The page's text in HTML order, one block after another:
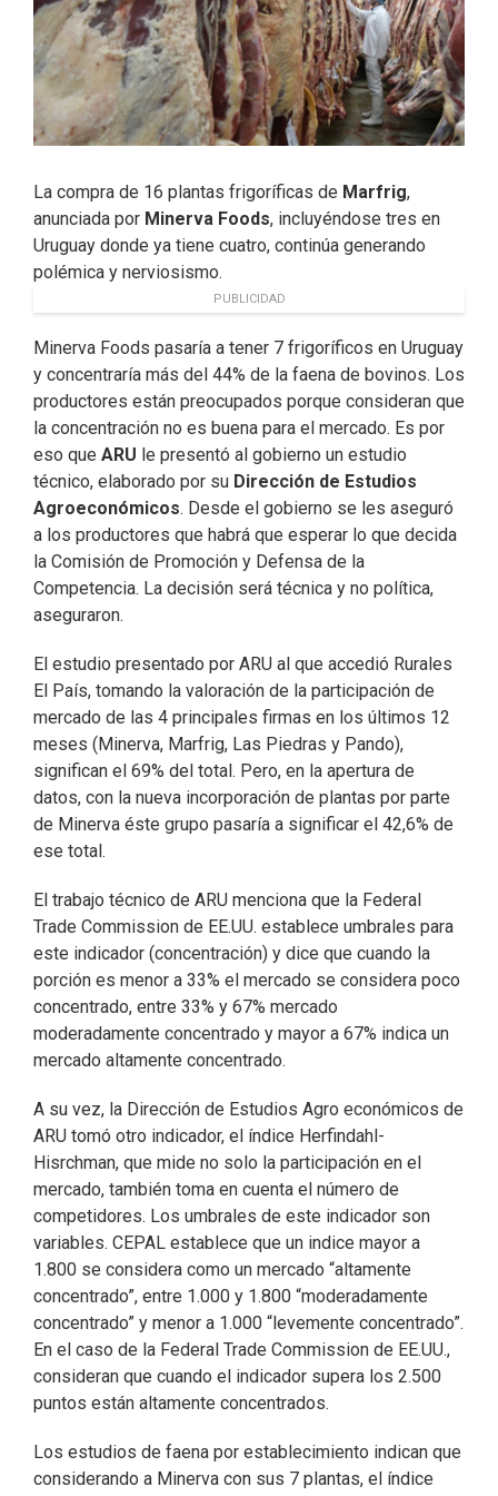
La compra de 16 plantas frigoríficas de Marfrig,
anunciada por Minerva Foods, incluyéndose tres en
Uruguay donde ya tiene cuatro, continúa generando
polémica y nerviosismo.
PUBLICIDAD
Minerva Foods pasaría a tener 7 frigoríficos en Uruguay
y concentraría más del 44% de la faena de bovinos. Los
productores están preocupados porque consideran que
la concentración no es buena para el mercado. Es por
eso que ARU le presentó al gobierno un estudio
técnico, elaborado por su Dirección de Estudios
Agroeconómicos. Desde el gobierno se les aseguró
a los productores que habrá que esperar lo que decida
la Comisión de Promoción y Defensa de la
Competencia. La decisión será técnica y no política,
aseguraron.
El estudio presentado por ARU al que accedió Rurales
El País, tomando la valoración de la participación de
mercado de las 4 principales firmas en los últimos 12
meses (Minerva, Marfrig, Las Piedras y Pando),
significan el 69% del total. Pero, en la apertura de
datos, con la nueva incorporación de plantas por parte
de Minerva éste grupo pasaría a significar el 42,6% de
ese total.
El trabajo técnico de ARU menciona que la Federal
Trade Commission de EE.UU. establece umbrales para
este indicador (concentración) y dice que cuando la
porción es menor a 33% el mercado se considera poco
concentrado, entre 33% y 67% mercado
moderadamente concentrado y mayor a 67% indica un
mercado altamente concentrado.
A su vez, la Dirección de Estudios Agro económicos de
ARU tomó otro indicador, el índice Herfindahl-
Hisrchman, que mide no solo la participación en el
mercado, también toma en cuenta el número de
competidores. Los umbrales de este indicador son
variables. CEPAL establece que un indice mayor a
1.800 se considera como un mercado “altamente
concentrado”, entre 1.000 y 1.800 “moderadamente
concentrado” y menor a 1.000 “levemente concentrado”.
En el caso de la Federal Trade Commission de EE.UU.,
consideran que cuando el indicador supera los 2.500
puntos están altamente concentrados.
Los estudios de faena por establecimiento indican que
considerando a Minerva con sus 7 plantas, el índice